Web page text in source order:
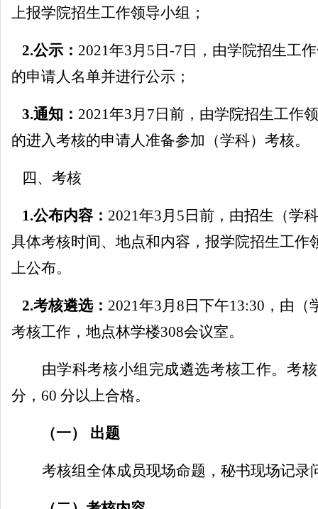
上报学院招生工作领导小组；
2.公示： 2021年3 月 5 日 -7 日，由学院招生工
的申请人名单并进行公示；
3.通知： 2021年3 月 7 日 前，由学院招生工作
的进入考核的申请人准备参加（学科）考核。
四、考核
1.公布内容： 2021年3 月 5 日 前，由招生（学
具体考核时间、地点和内容，报学院招生工作
上公布。
2.考核遴选： 2021年3 月 8 日下午13:30 ，由
考核工作，地点林学楼308会议室。
由学科考核小组完成遴选考核工作。考
分， 60 分以上合格。
（一） 出题
考核组全体成员现场命题，秘书现场记录